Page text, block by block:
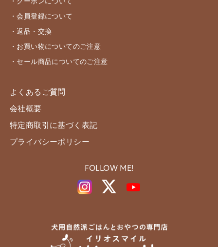
・クーポンについて
・会員登録について
・返品・交換
・お買い物についてのご注意
・セール商品についてのご注意
よくあるご質問
会社概要
特定商取引に基づく表記
プライバシーポリシー
FOLLOW ME!